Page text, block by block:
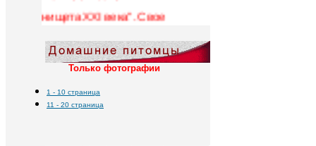
мнение, замеченные
недоработки и предложения по
совершенствованию, пишите в
Гостевой книге. Администрация
Только фотографии
1 - 10 страница
11 - 20 страница